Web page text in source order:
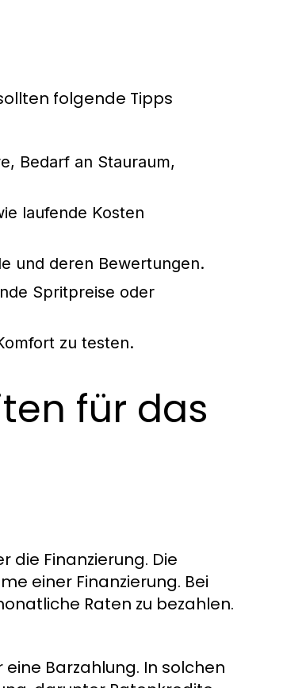
folgende Tipps
Bedarf an Stauraum,
laufende Kosten
und deren Bewertungen.
Spritpreise oder
zu testen.
für das
die Finanzierung. Die
einer Finanzierung. Bei
Raten zu bezahlen.
Barzahlung. In solchen